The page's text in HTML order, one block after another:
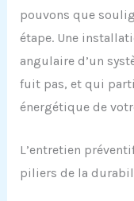
pouvons que
étape. Une
angulaire d’un
fuit pas, et qui
énergétique de
L’entretien
piliers de la